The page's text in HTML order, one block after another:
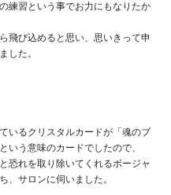
練習という事でお力にもなりたか
飛び込めると思い、思いきって申
した。
いるクリスタルカードが「魂のブ
いう意味のカードでしたので、
恐れを取り除いてくれるボージャ
、サロンに伺いました。